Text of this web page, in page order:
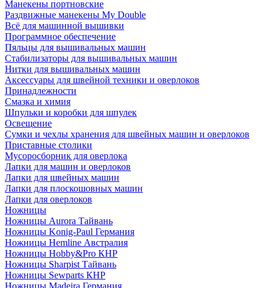
Манекены портновские
Раздвижные манекены My Double
Всё для машинной вышивки
Программное обеспечение
Пяльцы для вышивальных машин
Стабилизаторы для вышивальных машин
Нитки для вышивальных машин
Аксессуары для швейной техники и оверлоков
Принадлежности
Смазка и химия
Шпульки и коробки для шпулек
Освещение
Сумки и чехлы хранения для швейных машин и оверлоков
Приставные столики
Мусоросборник для оверлока
Лапки для машин и оверлоков
Лапки для швейных машин
Лапки для плоскошовных машин
Лапки для оверлоков
Ножницы
Ножницы Aurora Тайвань
Ножницы Konig-Paul Германия
Ножницы Hemline Австралия
Ножницы Hobby&Pro КНР
Ножницы Sharpist Тайвань
Ножницы Sewparts КНР
Ножницы Madeira Германия